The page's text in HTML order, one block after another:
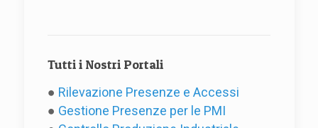
Tutti i Nostri Portali
● Rilevazione Presenze e Accessi
● Gestione Presenze per le PMI